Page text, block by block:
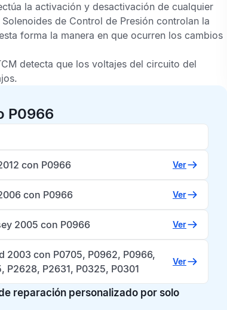
la activación y desactivación de cualquier
de Control de Presión controlan la
forma la manera en que ocurren los cambios
detecta que los voltajes del circuito del
P0966
con P0966 Ver
con P0966 Ver
2005 con P0966 Ver
2003 con P0705, P0962, P0966,
P2628, P2631, P0325, P0301
Ver
reparación personalizado por solo